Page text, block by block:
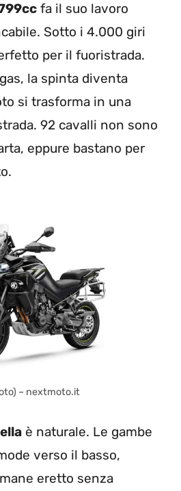
fa il suo lavoro
Sotto i 4.000 giri
per il fuoristrada.
la spinta diventa
si trasforma in una
92 cavalli non sono
eppure bastano per
– nextmoto.it
è naturale. Le gambe
verso il basso,
eretto senza